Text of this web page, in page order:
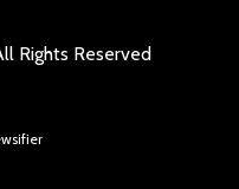
Rights Reserved